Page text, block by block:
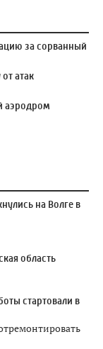
за сорванный
атак
аэродром
на Волге в
область
стартовали в